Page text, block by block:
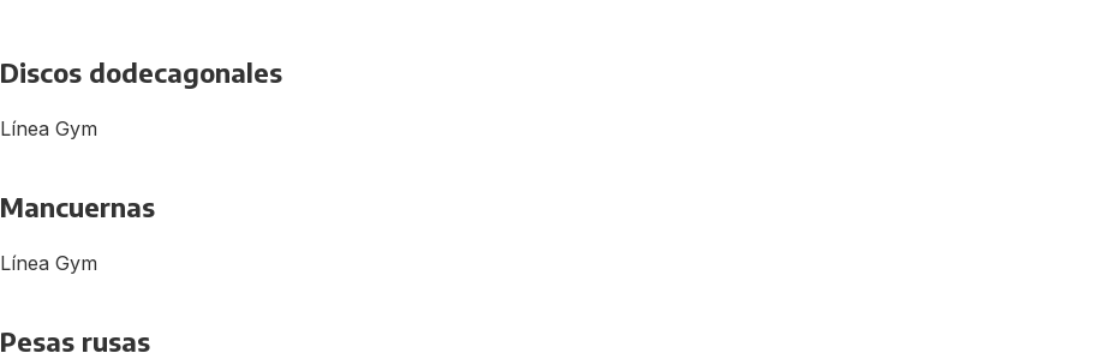
Discos dodecagonales
Línea Gym
Mancuernas
Línea Gym
Pesas rusas